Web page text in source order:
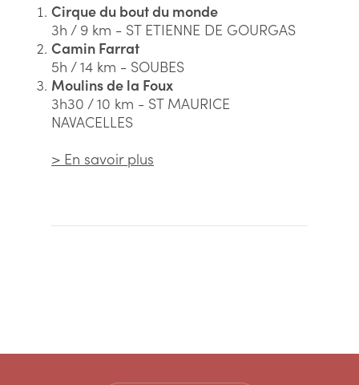
Cirque du bout du monde
3h / 9 km - ST ETIENNE DE GOURGAS
Camin Farrat
5h / 14 km - SOUBES
Moulins de la Foux
3h30 / 10 km - ST MAURICE
NAVACELLES
> En savoir plus